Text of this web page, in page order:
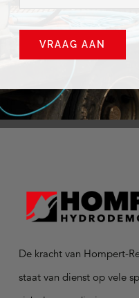
VRAAG AAN
De kracht van Hompert-
staat van dienst op vele